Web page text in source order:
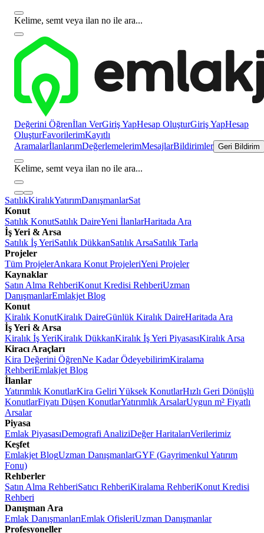
Kelime, semt veya ilan no ile ara...
Değerini Öğrenİlan VerGiriş YapHesap OluşturGiriş YapHesap
OluşturFavorilerimKayıtlı
AramalarİlanlarımDeğerlemelerimMesajlarBildirimler Geri Bildirim
Kelime, semt veya ilan no ile ara...
SatılıkKiralıkYatırımDanışmanlarSat
Konut
Satılık KonutSatılık DaireYeni İlanlarHaritada Ara
İş Yeri & Arsa
Satılık İş YeriSatılık DükkanSatılık ArsaSatılık Tarla
Projeler
Tüm ProjelerAnkara Konut ProjeleriYeni Projeler
Kaynaklar
Satın Alma RehberiKonut Kredisi RehberiUzman
DanışmanlarEmlakjet Blog
Konut
Kiralık KonutKiralık DaireGünlük Kiralık DaireHaritada Ara
İş Yeri & Arsa
Kiralık İş YeriKiralık DükkanKiralık İş Yeri PiyasasıKiralık Arsa
Kiracı Araçları
Kira Değerini ÖğrenNe Kadar ÖdeyebilirimKiralama
RehberiEmlakjet Blog
İlanlar
Yatırımlık KonutlarKira Geliri Yüksek KonutlarHızlı Geri Dönüşlü
KonutlarFiyatı Düşen KonutlarYatırımlık ArsalarUygun m² Fiyatlı
Arsalar
Piyasa
Emlak PiyasasıDemografi AnaliziDeğer HaritalarıVerilerimiz
Keşfet
Emlakjet BlogUzman DanışmanlarGYF (Gayrimenkul Yatırım
Fonu)
Rehberler
Satın Alma RehberiSatıcı RehberiKiralama RehberiKonut Kredisi
Rehberi
Danışman Ara
Emlak DanışmanlarıEmlak OfisleriUzman Danışmanlar
Profesyoneller